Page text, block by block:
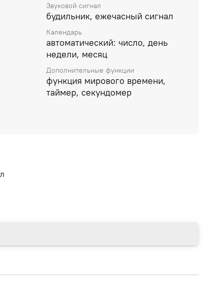
Звуковой сигнал
будильник, ежечасный сигнал
Календарь
автоматический: число, день
недели, месяц
Дополнительные функции
функция мирового времени,
таймер, секундомер